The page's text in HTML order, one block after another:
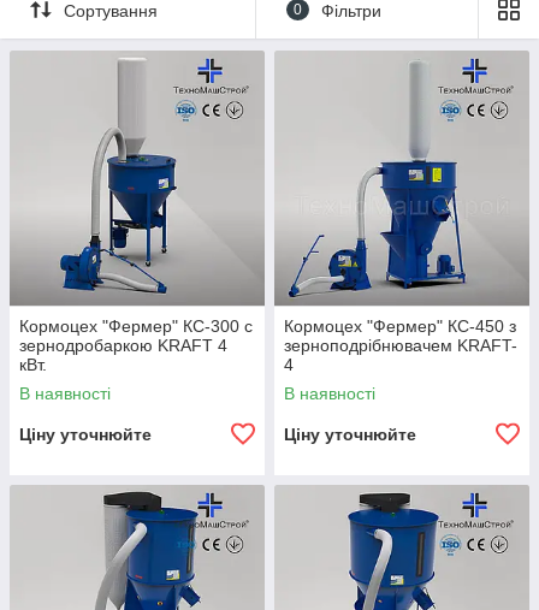
Сортування 0 Фільтри
Кормоцех "Фермер" КС-300 c
зернодробаркою KRAFT 4
кВт.
В наявності
Ціну уточнюйте
Кормоцех "Фермер" КС-450 з
зерноподрібнювачем KRAFT-
4
В наявності
Ціну уточнюйте